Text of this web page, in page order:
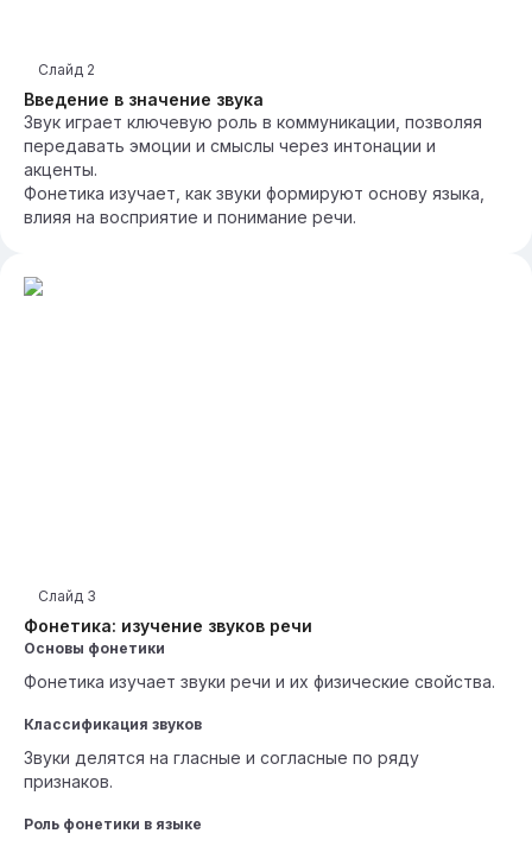
Введение в значение звука
Слайд 2
Звук играет ключевую роль в коммуникации, позволяя
передавать эмоции и смыслы через интонации и
акценты.
Фонетика изучает, как звуки формируют основу языка,
влияя на восприятие и понимание речи.
Фонетика: изучение звуков речи
Слайд 3
Основы фонетики
Фонетика изучает звуки речи и их физические свойства.
Классификация звуков
Звуки делятся на гласные и согласные по ряду
признаков.
Роль фонетики в языке